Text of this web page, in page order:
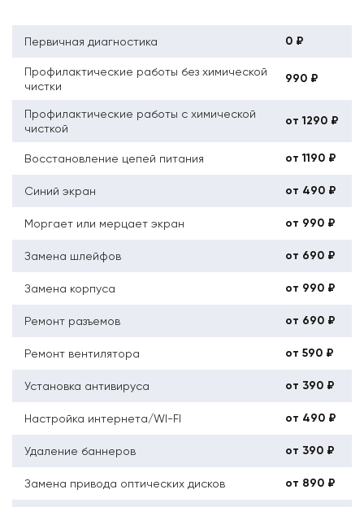
Первичная диагностика 0 ₽
Профилактические работы без химической
чистки
990 ₽
Профилактические работы с химической
чисткой
от 1290 ₽
Восстановление цепей питания от 1190 ₽
Синий экран от 490 ₽
Моргает или мерцает экран от 990 ₽
Замена шлейфов от 690 ₽
Замена корпуса от 990 ₽
Ремонт разъемов от 690 ₽
Ремонт вентилятора от 590 ₽
Установка антивируса от 390 ₽
Настройка интернета/WI-FI от 490 ₽
Удаление баннеров от 390 ₽
Замена привода оптических дисков от 890 ₽